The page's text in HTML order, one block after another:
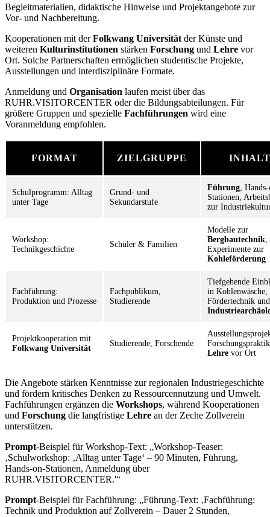
Begleitmaterialien, didaktische Hinweise und Projektangebote zur
Vor- und Nachbereitung.
Kooperationen mit derFolkwang Universität der Künste und
weiteren Kulturinstitutionen stärken Forschung und Lehre vor
Ort. Solche Partnerschaften ermöglichen studentische Projekte,
Ausstellungen und interdisziplinäre Formate.
Anmeldung und Organisation laufen meist über das
RUHR.VISITORCENTER oder die Bildungsabteilungen. Für
größere Gruppen und spezielle Fachführungen wird eine
Voranmeldung empfohlen.
FORMAT ZIELGRUPPE INHALT
Schulprogramm: Alltag
unter Tage
Grund- und
Sekundarstufe
Führung,
Stationen,
zur
Workshop:
Technikgeschichte
Schüler & Familien
Modelle zur
Bergbautechnik,
Experimente zur
Kohleförderung
Fachführung:
Produktion und Prozesse
Fachpublikum,
Studierende
Tiefgehende
in Kohlenwäsche,
Fördertechnik und
Projektkooperation mit
Folkwang Universität
Studierende, Forschende
Lehre vor Ort
Die Angebote stärken Kenntnisse zur regionalen Industriegeschichte
und fördern kritisches Denken zu Ressourcennutzung und Umwelt.
Fachführungen ergänzen die Workshops, während Kooperationen
und Forschung die langfristige Lehre an der Zeche Zollverein
unterstützen.
Prompt-Beispiel für Workshop-Text: „Workshop-Teaser:
‚Schulworkshop: ‚Alltag unter Tage‘ – 90 Minuten, Führung,
Hands-on-Stationen, Anmeldung über
RUHR.VISITORCENTER.'“
Prompt-Beispiel für Fachführung: „Führung-Text: ‚Fachführung:
Technik und Produktion auf Zollverein – Dauer 2 Stunden,